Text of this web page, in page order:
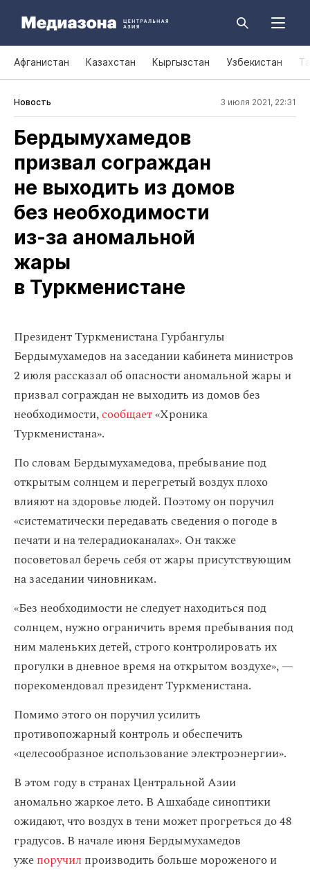
Афганистан Казахстан Кыргызстан Узбекистан
Новость 3 июля 2021, 22:31
Бердымухамедов
призвал сограждан
не выходить из домов
без необходимости
из‑за аномальной
жары
в Туркменистане
Президент Туркменистана Гурбангулы
Бердымухамедов на заседании кабинета министров
2 июля рассказал об опасности аномальной жары и
призвал сограждан не выходить из домов без
необходимости,сообщает«Хроника
Туркменистана».
По словам Бердымухамедова, пребывание под
открытым солнцем и перегретый воздух плохо
влияют на здоровье людей. Поэтому он поручил
«систематически передавать сведения о погоде в
печати и на телерадиоканалах». Он также
посоветовал беречь себя от жары присутствующим
на заседании чиновникам.
«Без необходимости не следует находиться под
солнцем, нужно ограничить время пребывания под
ним маленьких детей, строго контролировать их
прогулки в дневное время на открытом воздухе», —
порекомендовал президент Туркменистана.
Помимо этого он поручил усилить
противопожарный контроль и обеспечить
«целесообразное использование электроэнергии».
В этом году в странах Центральной Азии
аномально жаркое лето. В Ашхабаде синоптики
ожидают, что воздух в тени может прогреться до 48
градусов. В начале июня Бердымухамедов
ужепоручил производить больше мороженого и